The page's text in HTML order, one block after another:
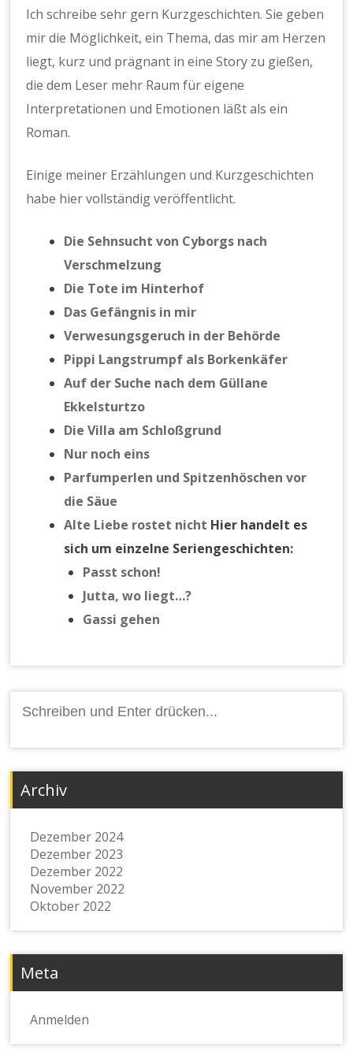
Ich schreibe sehr gern Kurzgeschichten. Sie geben
mir die Möglichkeit, ein Thema, das mir am Herzen
liegt, kurz und prägnant in eine Story zu gießen,
die dem Leser mehr Raum für eigene
Interpretationen und Emotionen läßt als ein
Roman.
Einige meiner Erzählungen und Kurzgeschichten
habe hier vollständig veröffentlicht.
Die Sehnsucht von Cyborgs nach
Verschmelzung
Die Tote im Hinterhof
Das Gefängnis in mir
Verwesungsgeruch in der Behörde
Pippi Langstrumpf als Borkenkäfer
Auf der Suche nach dem Güllane
Ekkelsturtzo
Die Villa am Schloßgrund
Nur noch eins
Parfumperlen und Spitzenhöschen vor
die Säue
Alte Liebe rostet nicht Hier handelt es
sich um einzelne Seriengeschichten:
Passt schon!
Jutta, wo liegt…?
Gassi gehen
nach:
Archiv
Dezember 2024
Dezember 2023
Dezember 2022
November 2022
Oktober 2022
Meta
Anmelden